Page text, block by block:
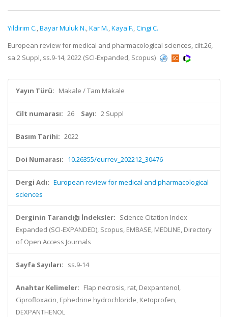
Yıldırım C.,Bayar Muluk N.,Kar M.,Kaya F.,Cingi C.
European review for medical and pharmacological sciences, cilt.26,
sa.2 Suppl, ss.9-14, 2022 (SCI-Expanded, Scopus)
Yayın Türü: Makale / Tam Makale
Cilt numarası: 26 Sayı: 2 Suppl
Basım Tarihi: 2022
Doi Numarası: 10.26355/eurrev_202212_30476
Dergi Adı: European review for medical and pharmacological
sciences
Derginin Tarandığı İndeksler: Science Citation Index
Expanded (SCI-EXPANDED), Scopus, EMBASE, MEDLINE, Directory
of Open Access Journals
Sayfa Sayıları: ss.9-14
Anahtar Kelimeler: Flap necrosis, rat, Dexpantenol,
Ciprofloxacin, Ephedrine hydrochloride, Ketoprofen,
DEXPANTHENOL